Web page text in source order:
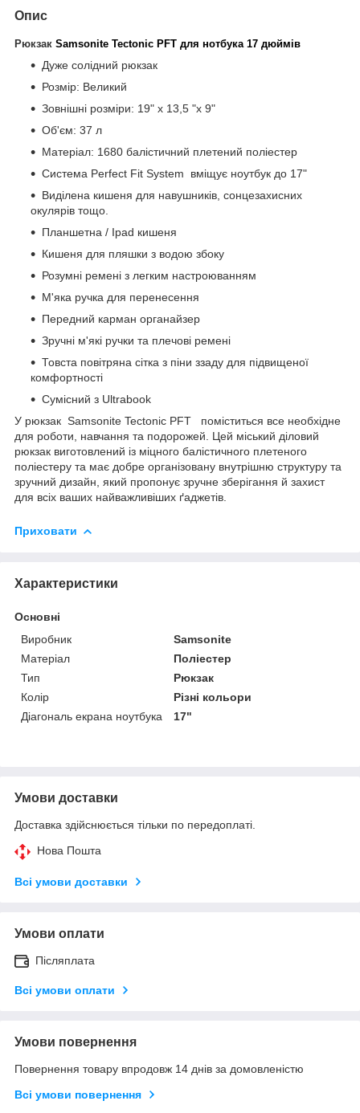
Опис
Рюкзак Samsonite Tectonic PFT для нотбука 17 дюймів
Дуже солідний рюкзак
Розмір: Великий
Зовнішні розміри: 19" х 13,5 "х 9"
Об'єм: 37 л
Матеріал: 1680 балістичний плетений поліестер
Система Perfect Fit System вміщує ноутбук до 17"
Виділена кишеня для навушників, сонцезахисних
окулярів тощо.
Планшетна / Ipad кишеня
Кишеня для пляшки з водою збоку
Розумні ремені з легким настроюванням
М'яка ручка для перенесення
Передний карман органайзер
Зручні м'які ручки та плечові ремені
Товста повітряна сітка з піни ззаду для підвищеної
комфортності
Сумісний з Ultrabook
У рюкзак Samsonite Tectonic PFT поміститься все необхідне
для роботи, навчання та подорожей. Цей міський діловий
рюкзак виготовлений із міцного балістичного плетеного
поліестеру та має добре організовану внутрішню структуру та
зручний дизайн, який пропонує зручне зберігання й захист
для всіх ваших найважливіших ґаджетів.
Приховати
Характеристики
Основні
Виробник
Samsonite
Матеріал
Поліестер
Тип
Рюкзак
Колір
Різні кольори
Діагональ екрана ноутбука
17"
Умови доставки
Доставка здійснюється тільки по передоплаті.
Нова Пошта
Всі умови доставки
Умови оплати
Післяплата
Всі умови оплати
Умови повернення
Повернення товару впродовж 14 днів за домовленістю
Всі умови повернення